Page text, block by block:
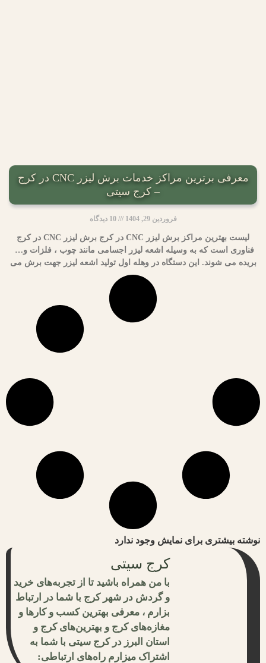
معرفی برترین مراکز خدمات برش لیزر CNC در کرج
– کرج سیتی
فروردین 29, 1404 10 دیدگاه
لیست بهترین مراکز برش لیزر CNC در کرج برش لیزر CNC در کرج
فناوری است که به وسیله اشعه لیزر اجسامی مانند چوب ، فلزات و…
بریده می شوند. این دستگاه در وهله اول تولید اشعه لیزر جهت برش می
نوشته بیشتری برای نمایش وجود ندارد
کرج سیتی
با من همراه باشید تا از تجربه‌های خرید
و گردش در شهر کرج با شما در ارتباط
بزارم ، معرفی بهترین کسب و کارها و
مغازه‌های کرج و بهترین‌های کرج و
استان البرز در کرج سیتی با شما به
اشتراک میزارم راه‌های ارتباطی: